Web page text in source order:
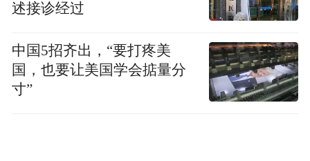
述接诊经过
中国5招齐出，“要打疼美
国，也要让美国学会掂量分
寸”